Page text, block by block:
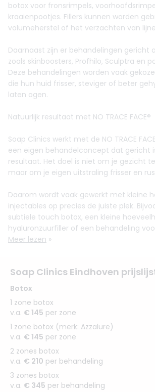
botox voor fronsrimpels,
kraaienpootjes. Fillers kunnen worden
volumeherstel of het verzachten van
Daarnaast zijn er behandelingen gericht
zoals skinboosters, Profhilo, Sculptra en
Deze behandelingen worden vaak
die hun huid frisser, steviger of beter
laten ogen.
Natuurlijk resultaat met NO TRACE FACE®
Soap Clinics werkt met de NO TRACE
een eigen behandelconcept dat gericht
resultaat. Het doel is niet om je gezicht
maar om je eigen uitstraling frisser en
Daarom wordt vaak gewerkt met kleine
injectables op precies de juiste plek.
subtiele touch botox, een kleine
hyaluronzuurfiller of een behandeling
Meer lezen »
Soap Clinics Eindhoven
Botox
1 zone botox
v.a. € 145 per zone
1 zone botox (merk: Azzalure)
v.a. € 145 per zone
2 zones botox
v.a. € 210 per behandeling
3 zones botox
v.a. € 345 per behandeling